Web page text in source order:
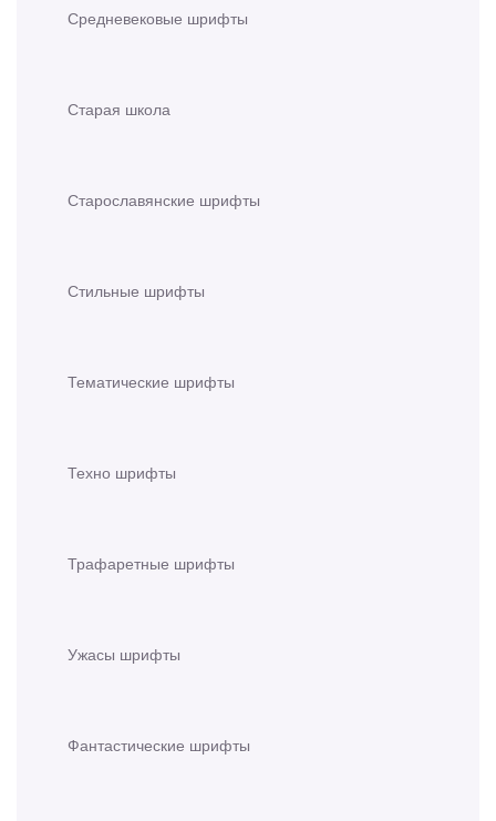
Средневековые шрифты
Старая школа
Старославянские шрифты
Стильные шрифты
Тематические шрифты
Техно шрифты
Трафаретные шрифты
Ужасы шрифты
Фантастические шрифты